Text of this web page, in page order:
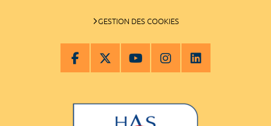
GESTION DES COOKIES